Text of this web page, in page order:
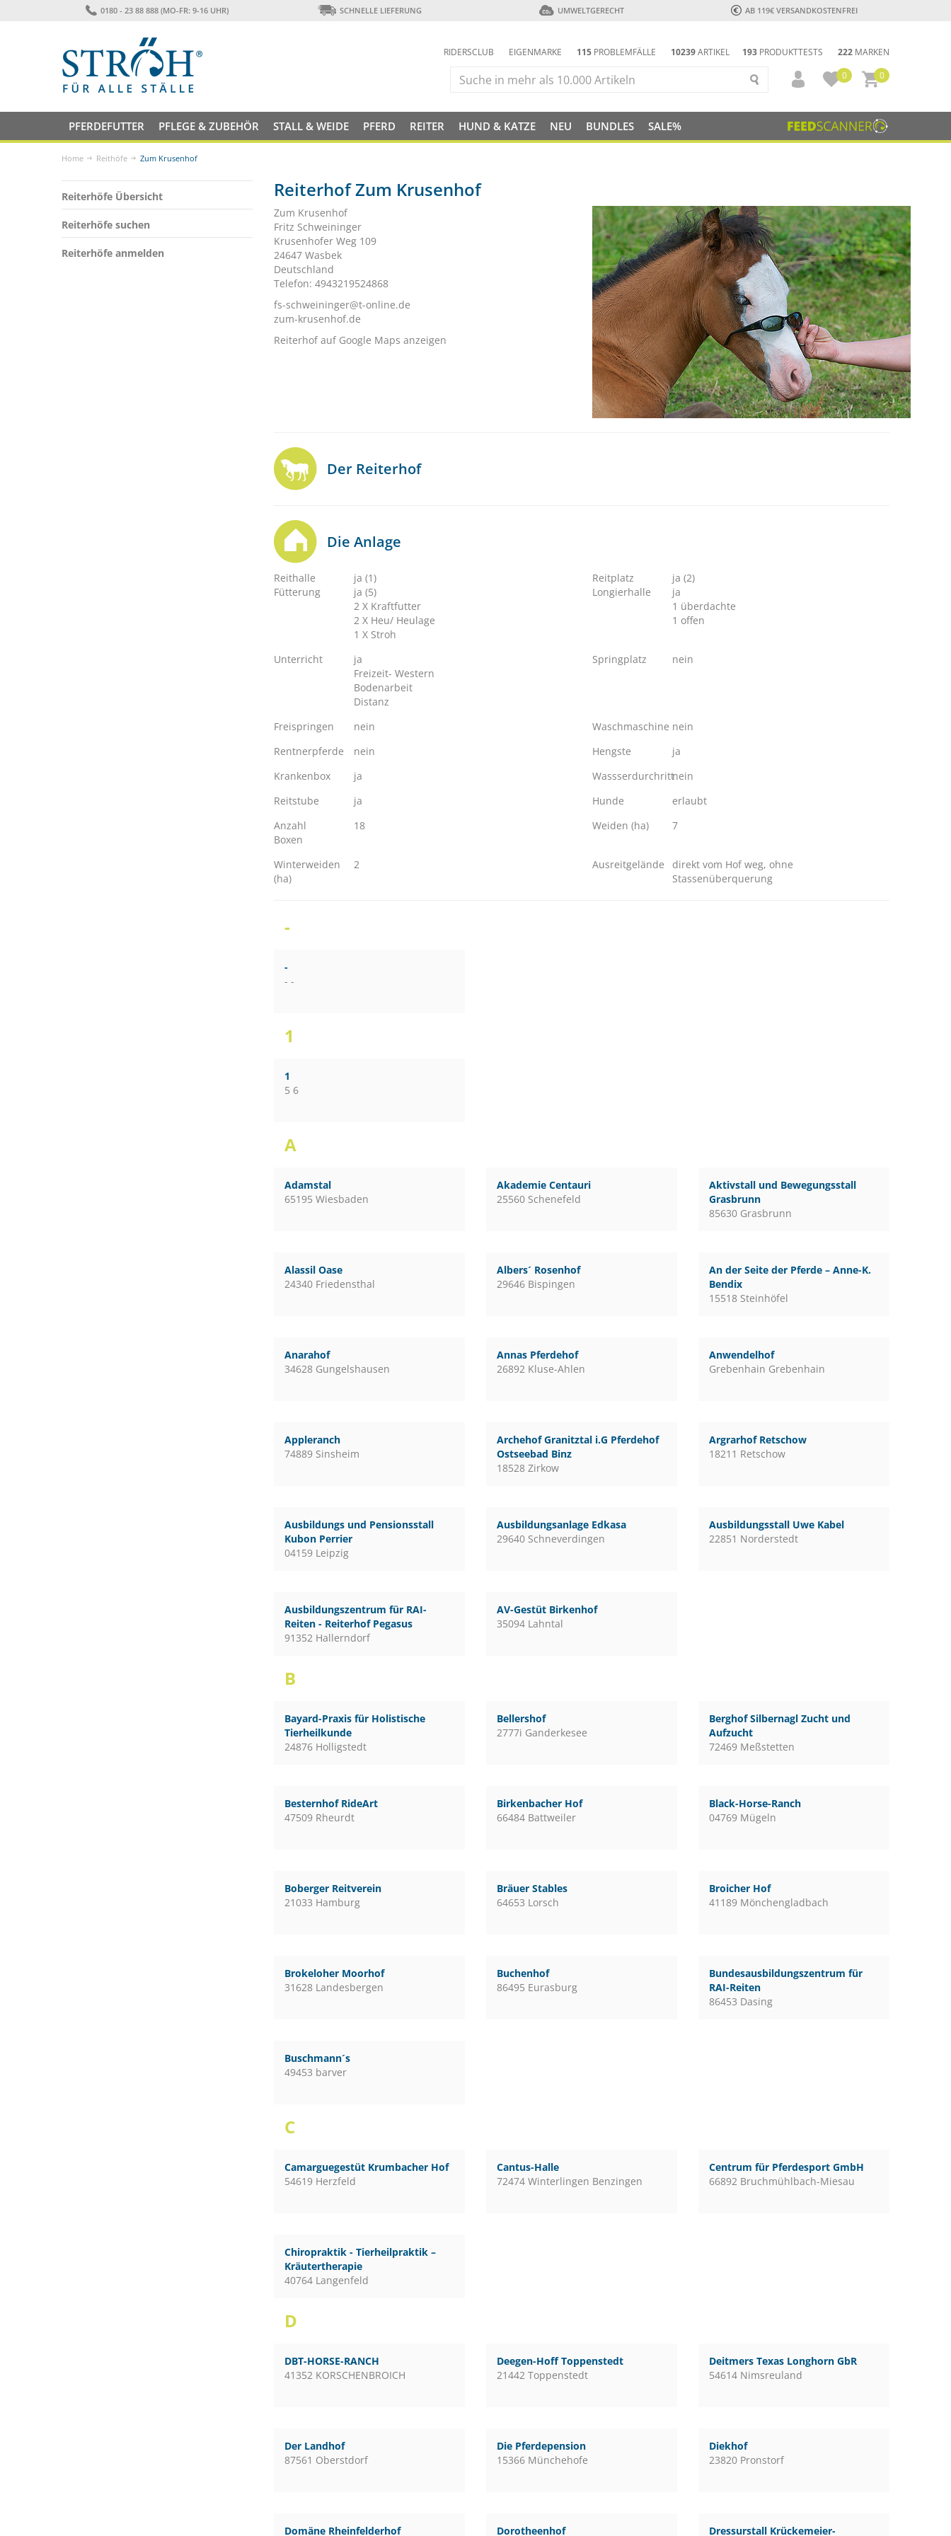
0180 - 23 88 888 (MO-FR: 9-16 UHR) SCHNELLE LIEFERUNG UMWELTGERECHT AB 119€ VERSANDKOSTENFREI
193 PRODUKTTESTS 222 MARKEN
RIDERSCLUB EIGENMARKE 115 PROBLEMFÄLLE 10239ARTIKEL
0
0
PFERDEFUTTER PFLEGE & ZUBEHÖR STALL & WEIDE PFERD REITER HUND & KATZE NEU BUNDLES SALE%
Home Reithöfe Zum Krusenhof
Reiterhöfe Übersicht
Reiterhöfe suchen
Reiterhöfe anmelden
Reiterhof Zum Krusenhof
Zum Krusenhof
Fritz Schweininger
Krusenhofer Weg 109
24647 Wasbek
Deutschland
Telefon: 4943219524868
fs-schweininger@t-online.de
zum-krusenhof.de
Reiterhof auf Google Maps anzeigen
Der Reiterhof
Die Anlage
Reithalle ja (1) Reitplatz
ja (2)
Fütterung
ja (5)
2 X Kraftfutter
2 X Heu/ Heulage
1 X Stroh
Longierhalle
ja
1 überdachte
1 offen
Unterricht
ja
Freizeit- Western
Bodenarbeit
Distanz
Springplatz nein
Freispringen nein Waschmaschine nein
Rentnerpferde
nein Hengste
ja
Krankenbox
ja Wassserdurchrittnein
Reitstube
ja Hunde
erlaubt
Anzahl
Boxen
18 Weiden (ha) 7
Winterweiden
(ha)
2 Ausreitgelände
direkt vom Hof weg, ohne
Stassenüberquerung
-
-
- -
1
1
5 6
A
Adamstal
65195 Wiesbaden
Akademie Centauri
25560 Schenefeld
Aktivstall und Bewegungsstall
Grasbrunn
85630 Grasbrunn
Alassil Oase
24340 Friedensthal
Albers´ Rosenhof
29646 Bispingen
An der Seite der Pferde – Anne-K.
Bendix
15518 Steinhöfel
Anarahof
34628 Gungelshausen
Annas Pferdehof
26892 Kluse-Ahlen
Anwendelhof
Grebenhain Grebenhain
Appleranch
74889 Sinsheim
Archehof Granitztal i.G Pferdehof
Ostseebad Binz
18528 Zirkow
Argrarhof Retschow
18211 Retschow
Ausbildungs und Pensionsstall
Kubon Perrier
04159 Leipzig
Ausbildungsanlage Edkasa
29640 Schneverdingen
Ausbildungsstall Uwe Kabel
22851 Norderstedt
Ausbildungszentrum für RAI-
Reiten - Reiterhof Pegasus
91352 Hallerndorf
AV-Gestüt Birkenhof
35094 Lahntal
B
Bayard-Praxis für Holistische
Tierheilkunde
24876 Holligstedt
Bellershof
2777i Ganderkesee
Berghof Silbernagl Zucht und
Aufzucht
72469 Meßstetten
Besternhof RideArt
47509 Rheurdt
Birkenbacher Hof
66484 Battweiler
Black-Horse-Ranch
04769 Mügeln
Boberger Reitverein
21033 Hamburg
Bräuer Stables
64653 Lorsch
Broicher Hof
41189 Mönchengladbach
Brokeloher Moorhof
31628 Landesbergen
Buchenhof
86495 Eurasburg
Bundesausbildungszentrum für
RAI-Reiten
86453 Dasing
Buschmann´s
49453 barver
C
Camarguegestüt Krumbacher Hof
54619 Herzfeld
Cantus-Halle
72474 Winterlingen Benzingen
Centrum für Pferdesport GmbH
66892 Bruchmühlbach-Miesau
Chiropraktik - Tierheilpraktik –
Kräutertherapie
40764 Langenfeld
D
DBT-HORSE-RANCH
41352 KORSCHENBROICH
Deegen-Hoff Toppenstedt
21442 Toppenstedt
Deitmers Texas Longhorn GbR
54614 Nimsreuland
Der Landhof
87561 Oberstdorf
Die Pferdepension
15366 Münchehofe
Diekhof
23820 Pronstorf
Domäne Rheinfelderhof Dorotheenhof Dressurstall Krückemeier-